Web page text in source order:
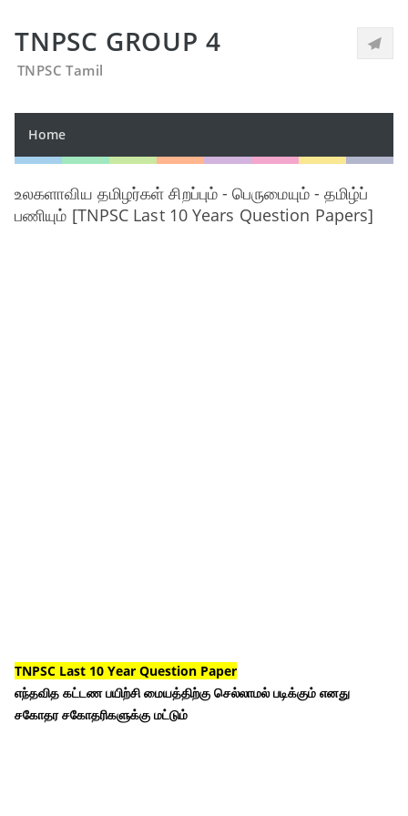
TNPSC GROUP 4
TNPSC Tamil
Home
உலகளாவிய தமிழர்கள் சிறப்பும் - பெருமையும் - தமிழ்ப்
பணியும் [TNPSC Last 10 Years Question Papers]
TNPSC Last 10 Year Question Paper
எந்தவித கட்டண பயிற்சி மையத்திற்கு செல்லாமல் படிக்கும் எனது
சகோதர சகோதரிகளுக்கு மட்டும்